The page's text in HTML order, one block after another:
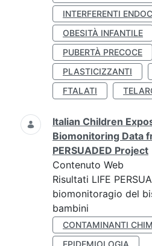
INTERFERENTI
OBESITÀ INFANTILE
PUBERTÀ PRECOCE
PLASTICIZZANTI
FTALATI
Italian Children
Biomonitoring Data
PERSUADED Project
Contenuto Web
Risultati LIFE
biomonitoragio del
bambini
CONTAMINANTI
EPIDEMIOLOGIA